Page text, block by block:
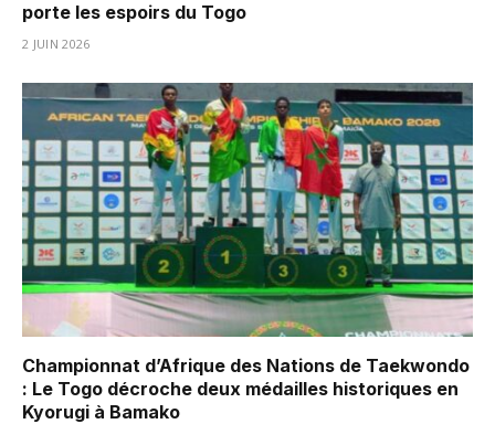
porte les espoirs du Togo
2 JUIN 2026
Championnat d’Afrique des Nations de Taekwondo
: Le Togo décroche deux médailles historiques en
Kyorugi à Bamako